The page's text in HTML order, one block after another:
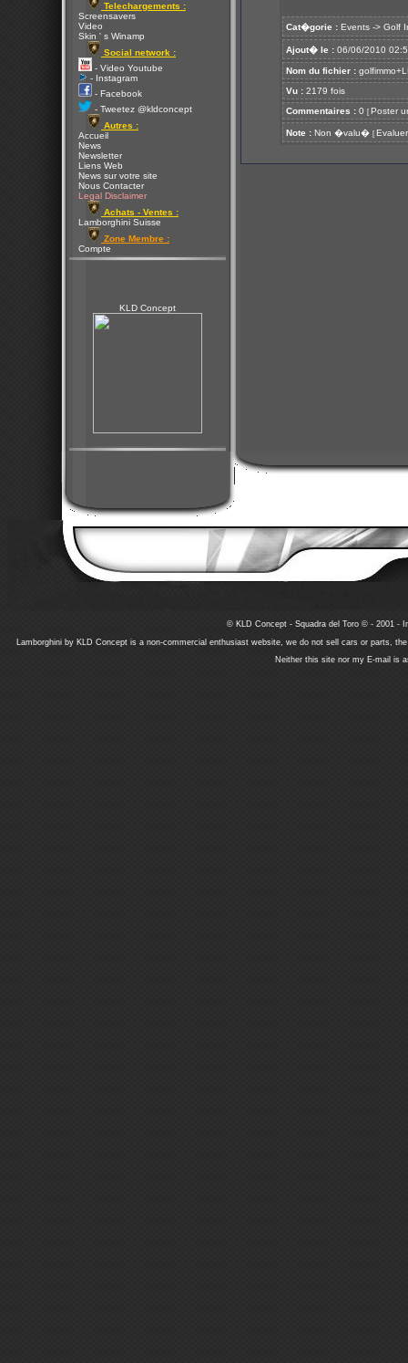
Telechargements :
Screensavers
Video
Skin ' s Winamp
Social network :
- Video Youtube
- Instagram
- Facebook
- Tweetez @kldconcept
Autres :
Accueil
News
Newsletter
Liens Web
News sur votre site
Nous Contacter
Legal Disclaimer
Achats - Ventes :
Lamborghini Suisse
Zone Membre :
Compte
KLD Concept
Cat�gorie : Events -> Golf
Ajout� le : 06/06/2010
Nom du fichier :
Vu : 2179 fois
Commentaires : 0 [ Poster
Note : Non �valu� [ Evaluer
© KLD Concept - Squadra del Toro © - 2001 -
Lamborghini by KLD Concept is a non-commercial enthusiast website, we do not sell cars or parts,
Neither this site nor my E-mail is